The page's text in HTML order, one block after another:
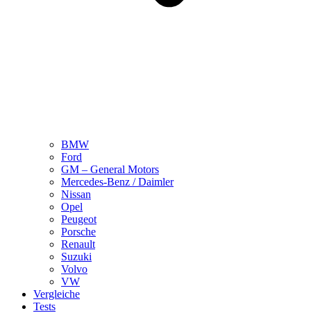
BMW
Ford
GM – General Motors
Mercedes-Benz / Daimler
Nissan
Opel
Peugeot
Porsche
Renault
Suzuki
Volvo
VW
Vergleiche
Tests